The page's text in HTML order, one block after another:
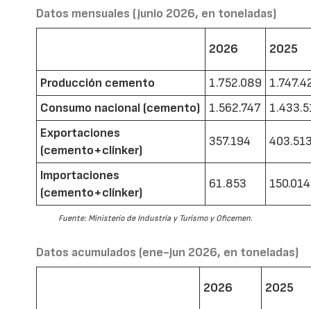
Datos mensuales (junio 2026, en toneladas)
2026 2025
Producción cemento 1.752.089
Consumo nacional (cemento)
1.562.747
Exportaciones
(cemento+clínker)
357.194
Importaciones
(cemento+clínker)
61.853 150.014
Fuente: Ministerio de Industria y Turismo y Oficemen.
Datos acumulados (ene-jun 2026, en toneladas)
2026 2025